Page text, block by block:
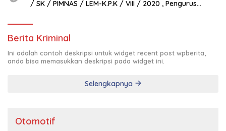
/ SK / PIMNAS / LEM-K.P.K / VIII / 2020 , Pengurus
Berita Kriminal
Ini adalah contoh deskripsi untuk widget recent post wpberita,
anda bisa memasukkan deskripsi pada widget ini.
Selengkapnya
Otomotif